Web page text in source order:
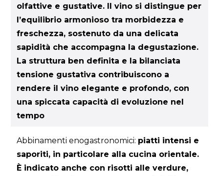
olfattive e gustative. Il vino si distingue per
l’equilibrio armonioso tra morbidezza e
freschezza, sostenuto da una delicata
sapidità che accompagna la degustazione.
La struttura ben definita e la bilanciata
tensione gustativa contribuiscono a
rendere il vino elegante e profondo, con
una spiccata capacità di evoluzione nel
tempo
Abbinamenti enogastronomici: piatti intensi e
saporiti, in particolare alla cucina orientale.
È indicato anche con risotti alle verdure,